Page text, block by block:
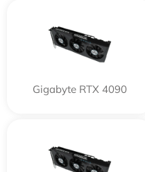
Gigabyte RTX 4090